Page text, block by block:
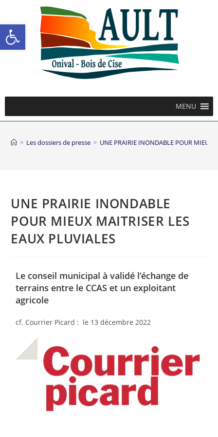
Ouvrir la barre d’outils
MENU
> Les dossiers de presse > UNE PRAIRIE INONDABLE POUR MIEUX
UNE PRAIRIE INONDABLE
POUR MIEUX MAITRISER LES
EAUX PLUVIALES
Le conseil municipal à validé l’échange de
terrains entre le CCAS et un exploitant
agricole
cf. Courrier Picard : le 13 décembre 2022